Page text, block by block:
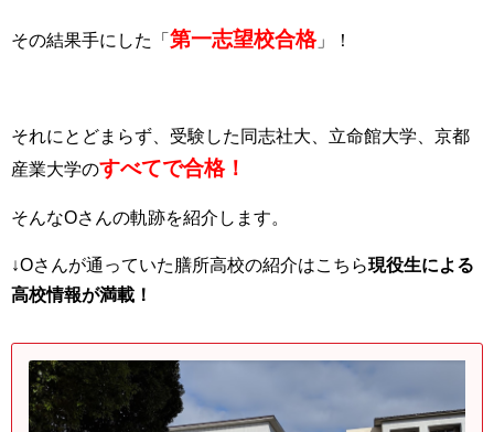
その結果手にした「 第一志望校合格」！
それにとどまらず、受験した同志社大、立命館大学、京都
産業大学のすべてで合格！
そんなOさんの軌跡を紹介します。
↓Oさんが通っていた膳所高校の紹介はこちら現役生による
高校情報が満載！